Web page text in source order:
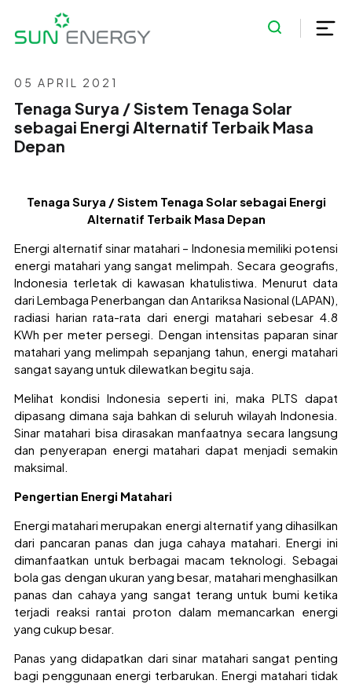
05 APRIL 2021
Tenaga Surya / Sistem Tenaga Solar
sebagai Energi Alternatif Terbaik Masa
Depan
Tenaga Surya / Sistem Tenaga Solar sebagai Energi
Alternatif Terbaik Masa Depan
Energi alternatif sinar matahari – Indonesia memiliki potensi
energi matahari yang sangat melimpah. Secara geografis,
Indonesia terletak di kawasan khatulistiwa. Menurut data
dari Lembaga Penerbangan dan Antariksa Nasional (LAPAN),
radiasi harian rata-rata dari energi matahari sebesar 4.8
KWh per meter persegi. Dengan intensitas paparan sinar
matahari yang melimpah sepanjang tahun, energi matahari
sangat sayang untuk dilewatkan begitu saja.
Melihat kondisi Indonesia seperti ini, maka PLTS dapat
dipasang dimana saja bahkan di seluruh wilayah Indonesia.
Sinar matahari bisa dirasakan manfaatnya secara langsung
dan penyerapan energi matahari dapat menjadi semakin
maksimal.
Pengertian Energi Matahari
Energi matahari merupakan energi alternatif yang dihasilkan
dari pancaran panas dan juga cahaya matahari. Energi ini
dimanfaatkan untuk berbagai macam teknologi. Sebagai
bola gas dengan ukuran yang besar, matahari menghasilkan
panas dan cahaya yang sangat terang untuk bumi ketika
terjadi reaksi rantai proton dalam memancarkan energi
yang cukup besar.
Panas yang didapatkan dari sinar matahari sangat penting
bagi penggunaan energi terbarukan. Energi matahari tidak